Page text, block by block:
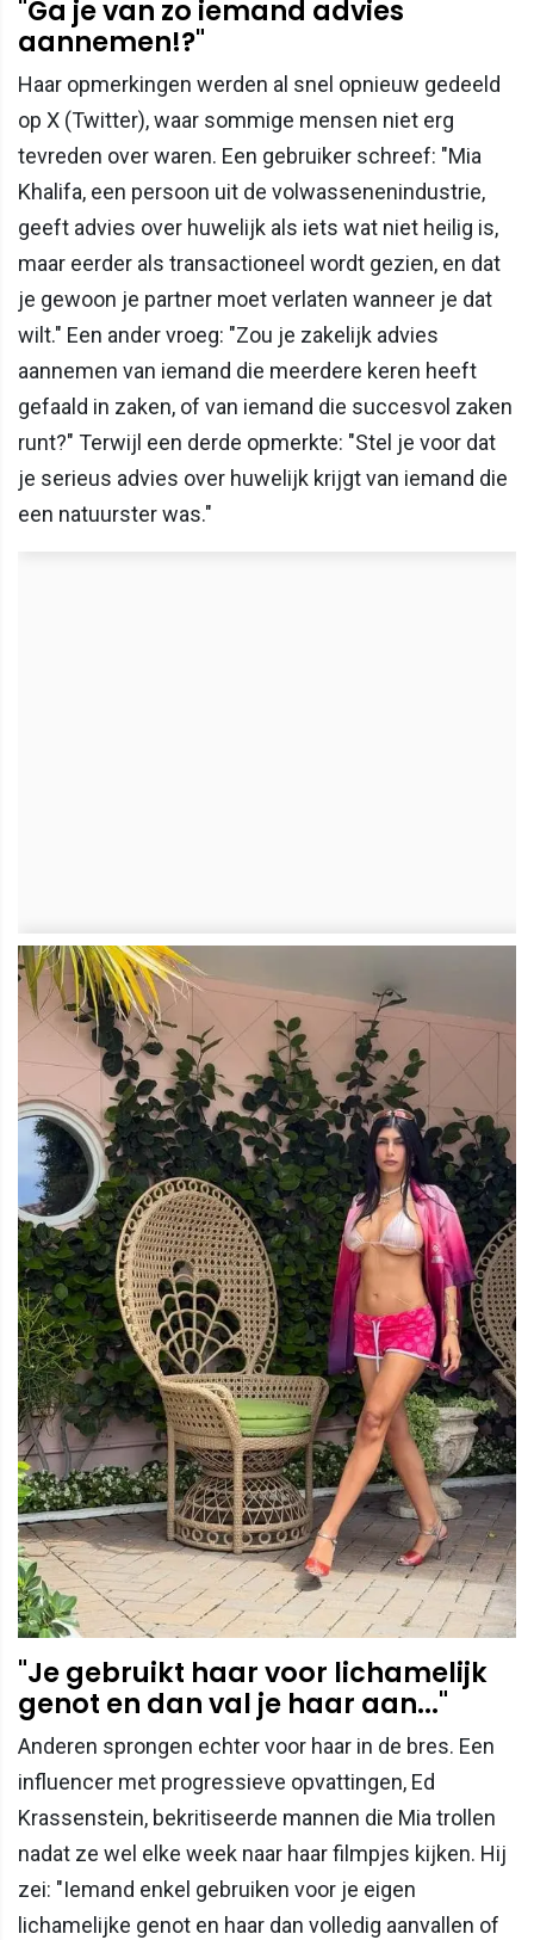
"Ga je van zo iemand advies
aannemen!?"
Haar opmerkingen werden al snel opnieuw gedeeld
op X (Twitter), waar sommige mensen niet erg
tevreden over waren. Een gebruiker schreef: "Mia
Khalifa, een persoon uit de volwassenenindustrie,
geeft advies over huwelijk als iets wat niet heilig is,
maar eerder als transactioneel wordt gezien, en dat
je gewoon je partner moet verlaten wanneer je dat
wilt." Een ander vroeg: "Zou je zakelijk advies
aannemen van iemand die meerdere keren heeft
gefaald in zaken, of van iemand die succesvol zaken
runt?" Terwijl een derde opmerkte: "Stel je voor dat
je serieus advies over huwelijk krijgt van iemand die
een natuurster was."
"Je gebruikt haar voor lichamelijk
genot en dan val je haar aan..."
Anderen sprongen echter voor haar in de bres. Een
influencer met progressieve opvattingen, Ed
Krassenstein, bekritiseerde mannen die Mia trollen
nadat ze wel elke week naar haar filmpjes kijken. Hij
zei: "Iemand enkel gebruiken voor je eigen
lichamelijke genot en haar dan volledig aanvallen of